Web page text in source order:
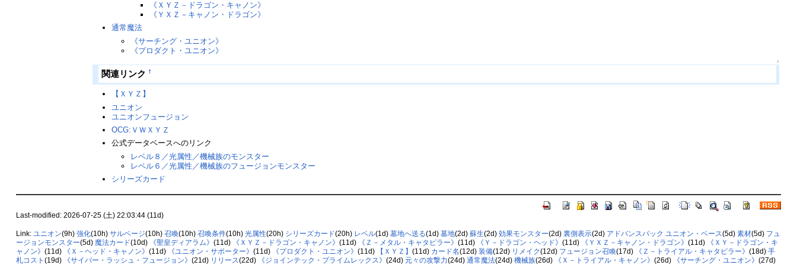
《ＸＹＺ－ドラゴン・キャノン》
《ＹＸＺ－キャノン・ドラゴン》
通常魔法
《サーチング・ユニオン》
《プロダクト・ユニオン》
↑
関連リンク †
【ＸＹＺ】
ユニオン
ユニオンフュージョン
OCG:ＶＷＸＹＺ
公式データベースへのリンク
レベル８／光属性／機械族のモンスター
レベル６／光属性／機械族のフュージョンモンスター
シリーズカード
Last-modified: 2026-07-25 (土) 22:03:44 (11d)
Link: ユニオン(9h) 強化(10h) サルベージ(10h) 召喚(10h) 召喚条件(10h) 光属性(20h) シリーズカード(20h) レベル(1d) 墓地へ送る(1d) 墓地(2d) 蘇生(2d) 効果モンスター(2d) 裏側表示(2d) アドバンスパック ユニオン・ベース(5d) 素材(5d) フュ
ージョンモンスター(5d) 魔法カード(10d) 《聖皇ディアラム》 (11d) 《ＸＹＺ－ドラゴン・キャノン》 (11d) 《Ｚ－メタル・キャタピラー》 (11d) 《Ｙ－ドラゴン・ヘッド》 (11d) 《ＹＸＺ－キャノン・ドラゴン》 (11d)
《ＸＹ－ドラゴン・キ
ャノン》 (11d) 《Ｘ－ヘッド・キャノン》 (11d) 《ユニオン・サポーター》 (11d) 《プロダクト・ユニオン》 (11d) 【ＸＹＺ】 (11d) カード名(12d) 装備(12d) リメイク(12d) フュージョン召喚(17d) 《Ｚ－トライアル・キャタピラー》 (18d) 手
札コスト (19d) 《サイバー・ラッシュ・フュージョン》 (21d) リリース(22d) 《ジョインテック・プライムレックス》 (24d) 元々の攻撃力(24d) 通常魔法(24d) 機械族(26d) 《Ｘ－トライアル・キャノン》 (26d) 《サーチング・ユニオン》 (27d)